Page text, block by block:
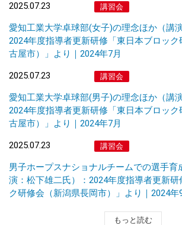
2025.07.23 講習会
愛知工業大学卓球部(女子)の理念ほか（講
2024年度指導者更新研修「東日本ブロック
古屋市）」より｜2024年7月
2025.07.23 講習会
愛知工業大学卓球部(男子)の理念ほか（講
2024年度指導者更新研修「東日本ブロック
古屋市）」より｜2024年7月
2025.07.23 講習会
男子ホープスナショナルチームでの選手育
演：松下雄二氏）：2024年度指導者更新研
ク研修会（新潟県長岡市）」より｜2024年
もっと読む